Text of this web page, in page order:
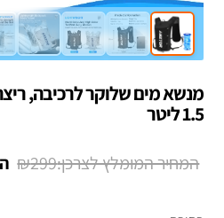
מנשא מים שלוקר לרכיבה,
1.5 ליטר
₪299